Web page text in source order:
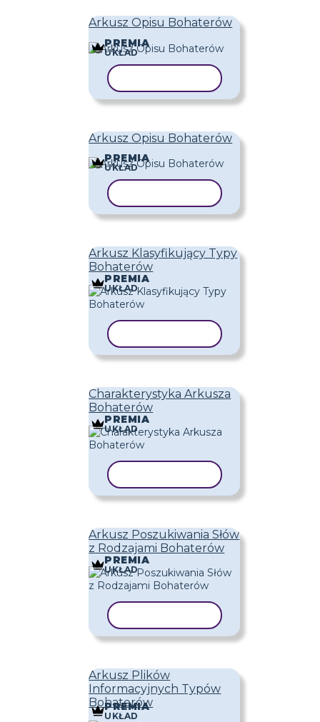
Arkusz Opisu Bohaterów
PREMIA
UKŁAD
Arkusz Opisu Bohaterów
PREMIA
UKŁAD
Arkusz Klasyfikujący Typy
Bohaterów
PREMIA
UKŁAD
Charakterystyka Arkusza
Bohaterów
PREMIA
UKŁAD
Arkusz Poszukiwania Słów
z Rodzajami Bohaterów
PREMIA
UKŁAD
Arkusz Plików
Informacyjnych Typów
Bohaterów
PREMIA
UKŁAD